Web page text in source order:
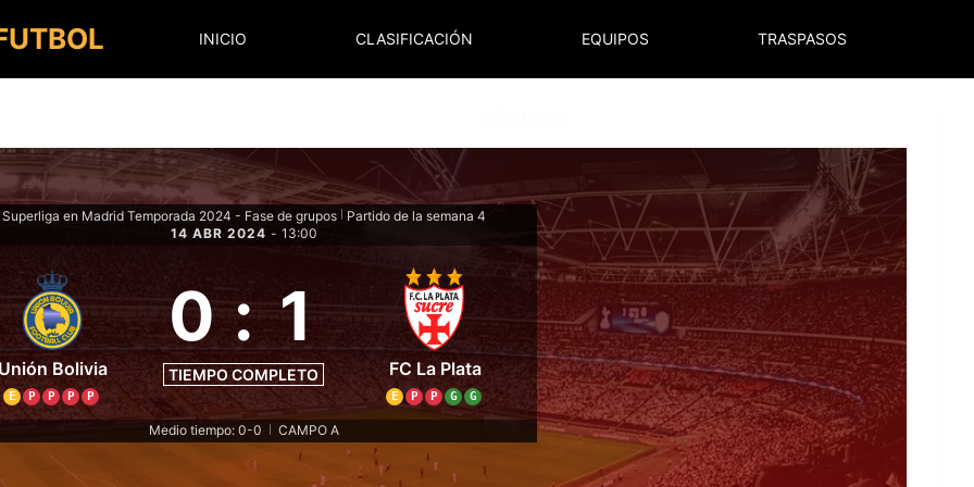
INICIO CLASIFICACIÓN EQUIPOS TRASPASOS
Superliga en Madrid Temporada 2024 - Fase de grupos
Partido de la semana 4
14 ABR 2024 - 13:00
Unión Bolivia
E P P P P
0 : 1
TIEMPO COMPLETO FC La Plata
E P P G G
Medio tiempo: 0-0 CAMPO A